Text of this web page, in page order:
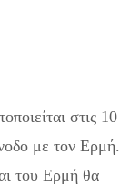
στις 10
με τον Ερμή.
του Ερμή θα